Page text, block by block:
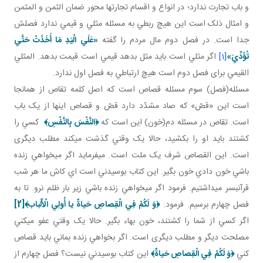
و باب تجارت ندارد؛ در انواع و اقسام تجارت ها محور ضمان الثمن و المثمن
و امثال ذلک است اين هيچ ربطي به مسئله مثلي و قيمي ندارد فصلش
جدا است. در فصل دوم مال مردم را گفته «عَلَي الْيَدِ مَا أَخَذَتْ حَتَّي
تُؤَدِّيَ»[1]
اگر مثلي است بايد مثل بدهد قيمي است قيمت بدهد. المثلي
القيمي برای فصل دوم است هيچ ارتباطي به فصل اول ندارد.
مسئله(فصل) سوم مسئله قصاص است که اصل کلمه تقاص از همان جا
است اين «قصّ» که صاد مشدّد دارد قصّ و قصاص اينها از يک باب
است. تقاص در مسئله دم(خون) اين است که﴿النَّفْسَ بِالنَّفْسِ﴾کسي را
کشتند بايد او را بکشيد، حالا يک وقتي گذشت می­کند مطلب ديگری
است. اين القصاص شرف يک ملت است. مي فرمايد اگر مي خواهي زنده
باشي خون دادي خون بگير. اين کتاب بوسيدني است اي کاش ما هر شب
قرآن بسر مي داشتيم. فرمود اگر مي خواهي زنده باشي زير بار ظلم نرو. تا به
فصل چهارم برسيم. فرمود:﴿وَ لَكُمْ فِي الْقِصاصِ حَياةٌ يا أُولِي الْأَلْباب‏﴾[2]
اگر کسي از شما را کشتند، خون بهاء بگير. حالا يک وقتي عفو مي کني
مصلحت ديگر و مطلب ديگری است. اگر بخواهي زنده بماني بايد قصاص
کني﴿وَ لَكُمْ فِي الْقِصاصِ حَياةٌ‏﴾ اين کتاب بوسيدني نيست؟ فصل چهارم از